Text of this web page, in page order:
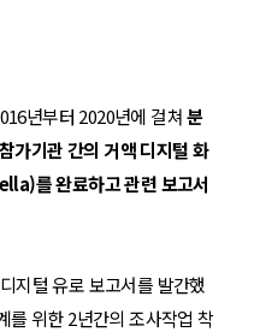
년부터 2020년에 걸쳐분
가기관 간의 거액 디지털 화
를 완료하고 관련 보고서
지털 유로 보고서를 발간했
를 위한 2년간의 조사작업 착